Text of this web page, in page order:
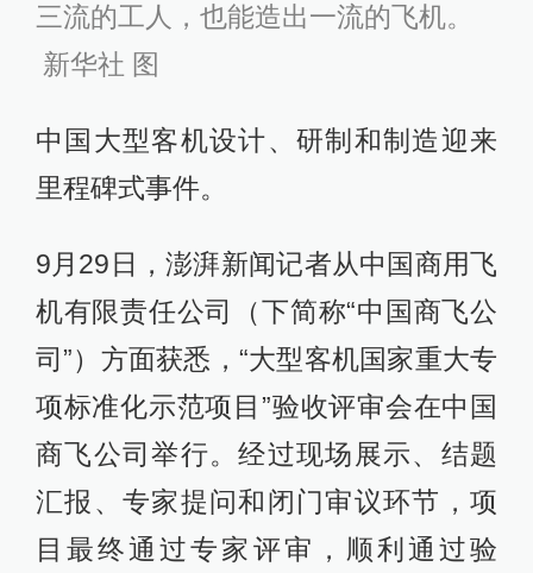
三流的工人，也能造出一流的飞机。
新华社 图
中国大型客机设计、研制和制造迎来
里程碑式事件。
9月29日，澎湃新闻记者从中国商用飞
机有限责任公司（下简称“中国商飞公
司”）方面获悉，“大型客机国家重大专
项标准化示范项目”验收评审会在中国
商飞公司举行。经过现场展示、结题
汇报、专家提问和闭门审议环节，项
目最终通过专家评审，顺利通过验